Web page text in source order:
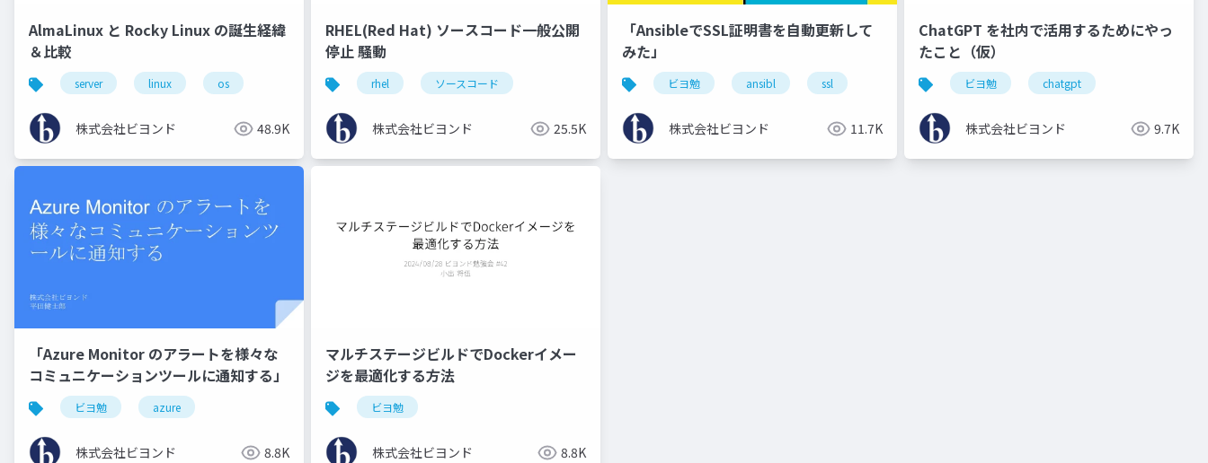
AlmaLinux と Rocky Linux の誕生経緯
＆比較
server linux os
株式会社ビヨンド 48.9K
RHEL(Red Hat) ソースコード一般公開
停止 騒動
rhel ソースコード
株式会社ビヨンド 25.5K
「AnsibleでSSL証明書を自動更新して
みた」
ビヨ勉 ansibl ssl
株式会社ビヨンド 11.7K
ChatGPT を社内で活用するためにやっ
たこと（仮）
ビヨ勉 chatgpt
株式会社ビヨンド 9.7K
「Azure Monitor のアラートを様々な
コミュニケーションツールに通知する」
ビヨ勉 azure
株式会社ビヨンド 8.8K
マルチステージビルドでDockerイメー
ジを最適化する方法
ビヨ勉
株式会社ビヨンド 8.8K